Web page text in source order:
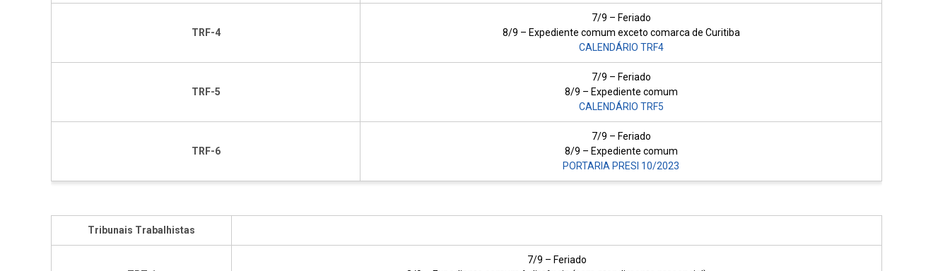
TRF-4
7/9 – Feriado
8/9 – Expediente comum exceto comarca de Curitiba
CALENDÁRIO TRF4
TRF-5
7/9 – Feriado
8/9 – Expediente comum
CALENDÁRIO TRF5
TRF-6
7/9 – Feriado
8/9 – Expediente comum
PORTARIA PRESI 10/2023
Tribunais Trabalhistas
7/9 – Feriado